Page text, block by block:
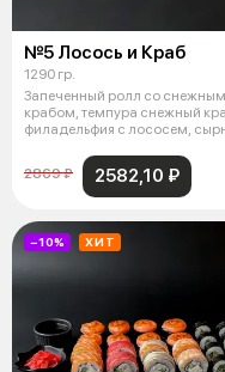
№5 Лосось и Краб
1290 гр.
Запеченный ролл со снежным
крабом, темпура снежный
филадельфия с лососем,
2869 ₽
2582,10 ₽
−10% ХИТ